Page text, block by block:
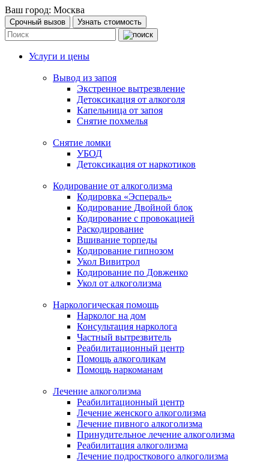
Ваш город: Москва
Срочный вызов Узнать стоимость
Услуги и цены
Вывод из запоя
Экстренное вытрезвление
Детоксикация от алкоголя
Капельница от запоя
Снятие похмелья
Снятие ломки
УБОД
Детоксикация от наркотиков
Кодирование от алкоголизма
Кодировка «Эспераль»
Кодирование Двойной блок
Кодирование с провокацией
Раскодирование
Вшивание торпеды
Кодирование гипнозом
Укол Вивитрол
Кодирование по Довженко
Укол от алкоголизма
Наркологическая помощь
Нарколог на дом
Консультация нарколога
Частный вытрезвитель
Реабилитационный центр
Помощь алкоголикам
Помощь наркоманам
Лечение алкоголизма
Реабилитационный центр
Лечение женского алкоголизма
Лечение пивного алкоголизма
Принудительное лечение алкоголизма
Реабилитация алкоголизма
Лечение подросткового алкоголизма